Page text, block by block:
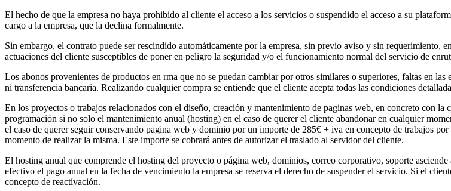
El hecho de que la empresa no haya prohibido al cliente el acceso a los servicios o suspendido el acceso a su
cargo a la empresa, que la declina formalmente.
Sin embargo, el contrato puede ser rescindido automáticamente por la empresa, sin previo aviso y sin requerimiento,
actuaciones del cliente susceptibles de poner en peligro la seguridad y/o el funcionamiento normal del servicio de
Los abonos provenientes de productos en rma que no se puedan cambiar por otros similares o superiores, faltas en
ni transferencia bancaria. Realizando cualquier compra se entiende que el cliente acepta todas las condiciones
En los proyectos o trabajos relacionados con el diseño, creación y mantenimiento de paginas web, en concreto con
programación si no solo el mantenimiento anual (hosting) en el caso de querer el cliente abandonar en cualquier
el caso de querer seguir conservando pagina web y dominio por un importe de 285€ + iva en concepto de trabajos
momento de realizar la misma. Este importe se cobrará antes de autorizar el traslado al servidor del cliente.
El hosting anual que comprende el hosting del proyecto o página web, dominios, correo corporativo, soporte
efectivo el pago anual en la fecha de vencimiento la empresa se reserva el derecho de suspender el servicio. Si el
concepto de reactivación.